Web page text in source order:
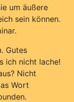
um äußere
sein können.
Gutes
ich nicht lache!
Nicht
Wort